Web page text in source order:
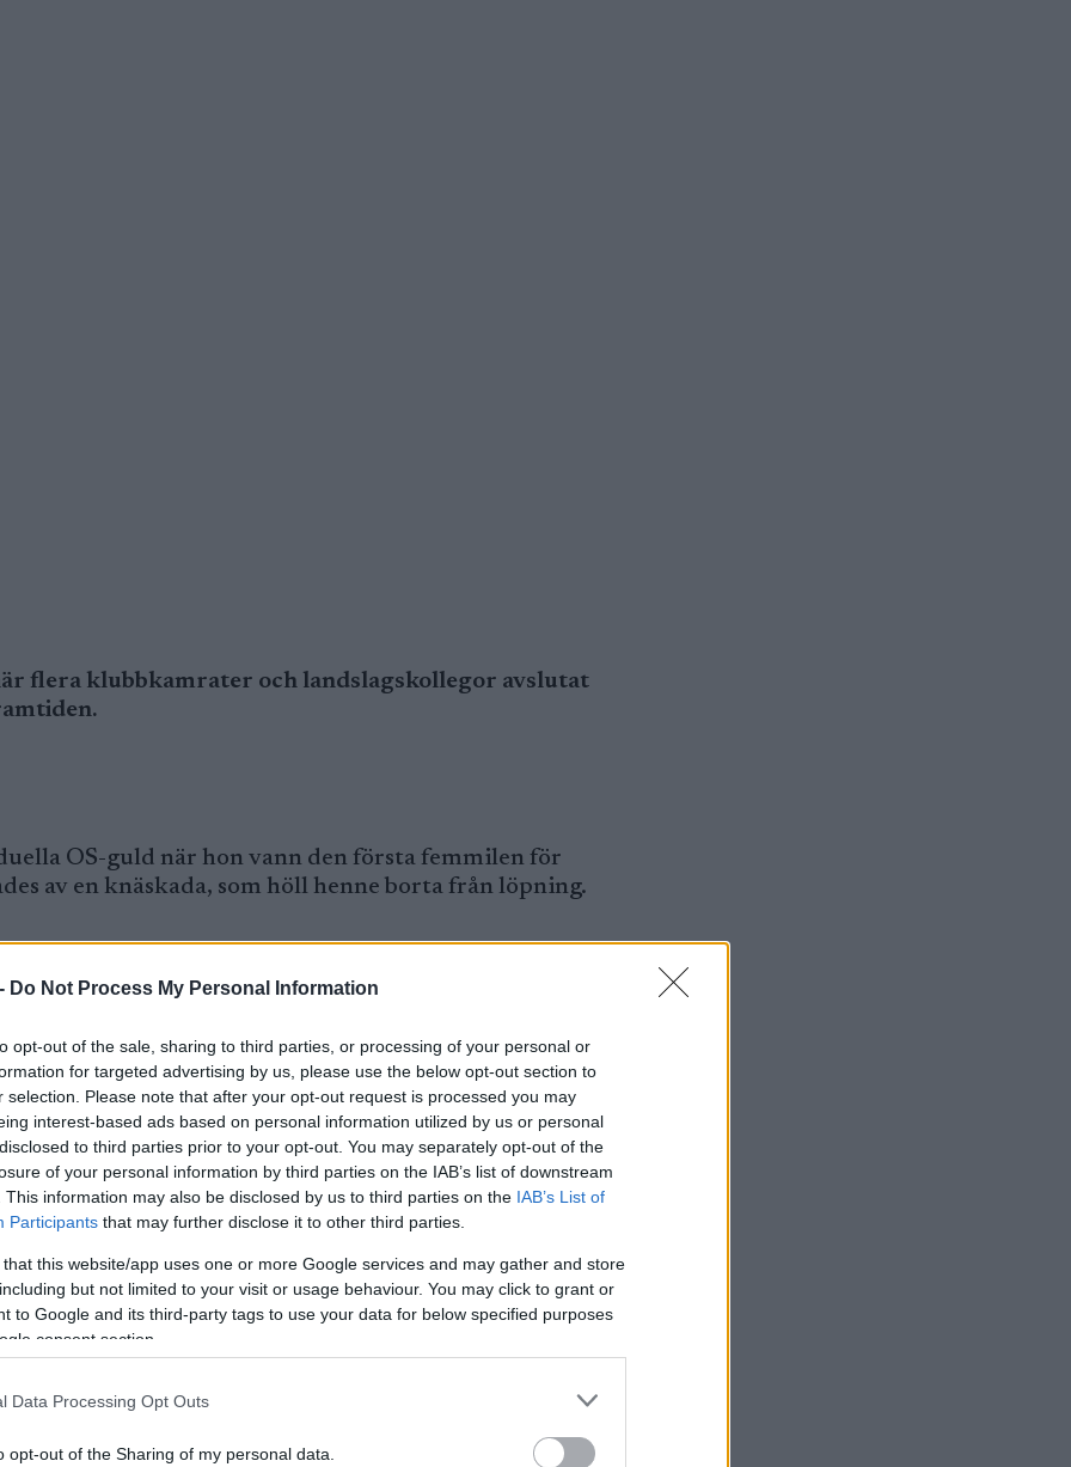
Do Not Process My Personal Information
opt-out of the sale, sharing to third parties, or processing of your personal or
for targeted advertising by us, please use the below opt-out section to
selection. Please note that after your opt-out request is processed you may
interest-based ads based on personal information utilized by us or personal
to third parties prior to your opt-out. You may separately opt-out of the
of your personal information by third parties on the IAB’s list of downstream
This information may also be disclosed by us to third parties on the IAB’s List of
Participants that may further disclose it to other third parties.
that this website/app uses one or more Google services and may gather and store
but not limited to your visit or usage behaviour. You may click to grant or
to Google and its third-party tags to use your data for below specified purposes
consent section.
Data Processing Opt Outs
opt-out of the Sharing of my personal data.
flera klubbkamrater och landslagskollegor avslutat
OS-guld när hon vann den första femmilen för
av en knäskada, som höll henne borta från löpning.
gratis medlemsskap
hon ut på ett tre timmar långt cykelpass. Andersson
mot löpning, säger hon till TV4 Sport.
timmar på cykeln, som Ebba menar är relativt
på cykelsadeln.
är ändå ett relativt skonsamt träningssätt.
i Frankrike och det står hon fast vid. Under våren har